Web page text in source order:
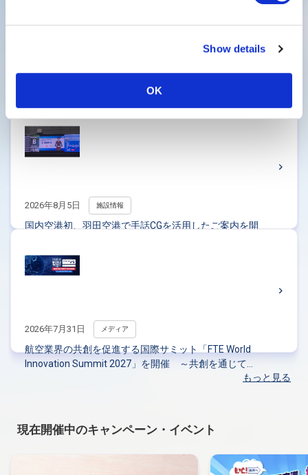
Show details
OK
催
2026年8月5日 施設情報
国内空港初、羽田空港で手話CGを活用したご案内を開
2026年7月31日 メディア
航空業界の共創を促進する国際サミット「FTE World
Innovation Summit 2027」を開催 ～共創を通じて航
空・空港業界の未来を羽田から発信～（PDF / 969KB）もっと見る
現在開催中のキャンペーン・イベント